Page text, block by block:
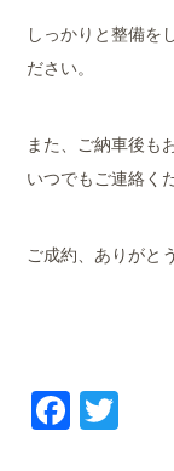
しっかりと整備を
ださい。
また、ご納車後も
いつでもご連絡く
ご成約、ありがと